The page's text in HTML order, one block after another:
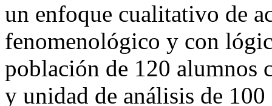
un enfoque cualitativo de
fenomenológico y con
población de 120 alumnos
y unidad de análisis de 100